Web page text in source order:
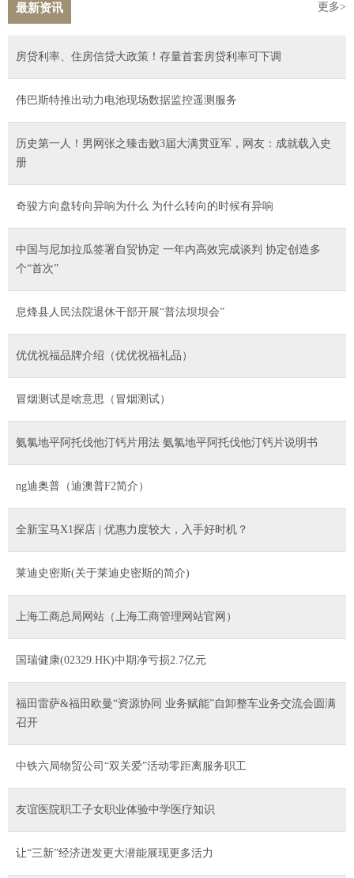
最新资讯 更多>
房贷利率、住房信贷大政策！存量首套房贷利率可下调
伟巴斯特推出动力电池现场数据监控遥测服务
历史第一人！男网张之臻击败3届大满贯亚军，网友：成就载入史
册
奇骏方向盘转向异响为什么 为什么转向的时候有异响
中国与尼加拉瓜签署自贸协定 一年内高效完成谈判 协定创造多
个“首次”
息烽县人民法院退休干部开展“普法坝坝会”
优优祝福品牌介绍（优优祝福礼品）
冒烟测试是啥意思（冒烟测试）
氨氯地平阿托伐他汀钙片用法 氨氯地平阿托伐他汀钙片说明书
ng迪奥普（迪澳普F2简介）
全新宝马X1探店 | 优惠力度较大，入手好时机？
莱迪史密斯(关于莱迪史密斯的简介)
上海工商总局网站（上海工商管理网站官网）
国瑞健康(02329.HK)中期净亏损2.7亿元
福田雷萨&福田欧曼“资源协同 业务赋能”自卸整车业务交流会圆满
召开
中铁六局物贸公司“双关爱”活动零距离服务职工
友谊医院职工子女职业体验中学医疗知识
让“三新”经济迸发更大潜能展现更多活力